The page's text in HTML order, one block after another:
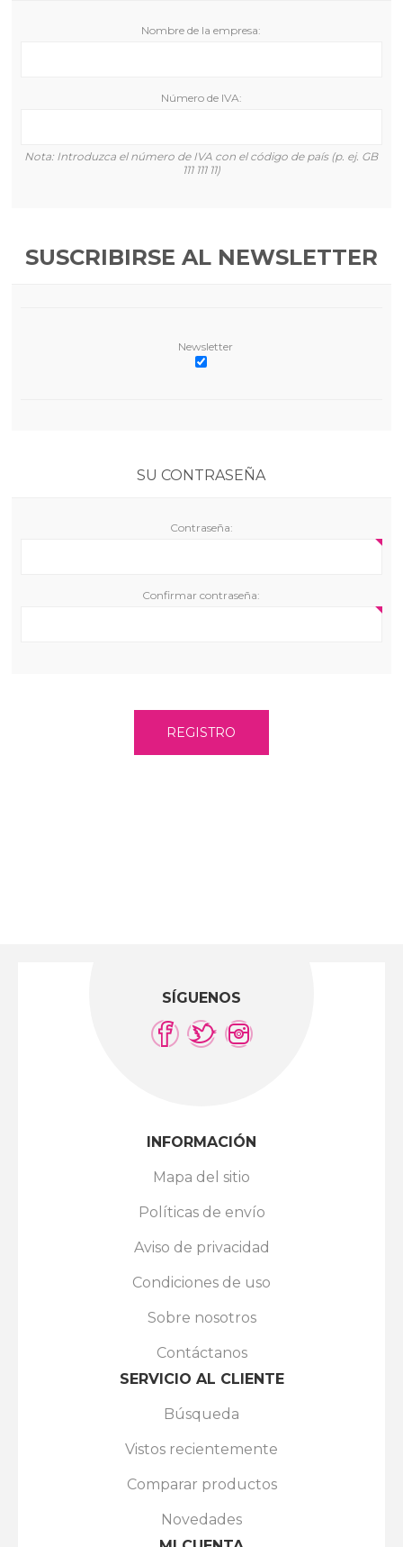
Nombre de la empresa:
Número de IVA:
Nota: Introduzca el número de IVA con el código de país (p. ej. GB
111 111 11)
SUSCRIBIRSE AL NEWSLETTER
Newsletter
SU CONTRASEÑA
Contraseña:
Confirmar contraseña:
REGISTRO
SÍGUENOS
INFORMACIÓN
Mapa del sitio
Políticas de envío
Aviso de privacidad
Condiciones de uso
Sobre nosotros
Contáctanos
SERVICIO AL CLIENTE
Búsqueda
Vistos recientemente
Comparar productos
Novedades